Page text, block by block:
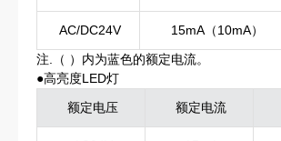
AC/DC24V 15mA（10mA）
注.（ ）内为蓝色的额定电流。
●高亮度LED灯
额定电压
额定电流